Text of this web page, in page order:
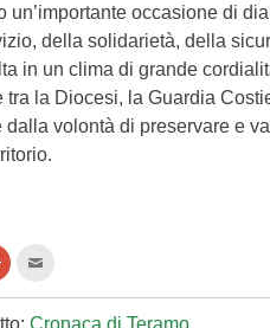
un’importante occasione di
della solidarietà, della
in un clima di grande
tra la Diocesi, la Guardia
volontà di preservare e
Clicca
per
su
Google+
l'articolo
via
Cronaca di Teramo